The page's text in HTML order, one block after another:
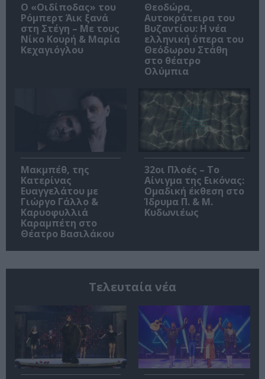
O «Οιδίποδας» του
Ρόμπερτ Άικ ξανά
στη Στέγη – Με τους
Νίκο Κουρή & Μαρία
Κεχαγιόγλου
Θεοδώρα,
Αυτοκράτειρα του
Βυζαντίου: Η νέα
ελληνική όπερα του
Θεόδωρου Στάθη
στο θέατρο
Ολύμπια
Μακμπέθ, της
Κατερίνας
Ευαγγελάτου με
Γιώργο Γάλλο &
Καρυοφυλλιά
Καραμπέτη στο
Θέατρο Βασιλάκου
32οι Πλοές – Το
Αίνιγμα της Εικόνας:
Ομαδική έκθεση στο
Ίδρυμα Π. & Μ.
Κυδωνιέως
Τελευταία νέα